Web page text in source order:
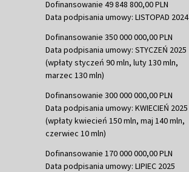
Dofinansowanie 49 848 800,00 PLN
Data podpisania umowy: LISTOPAD 2024
Dofinansowanie 350 000 000,00 PLN
Data podpisania umowy: STYCZEŃ 2025
(wpłaty styczeń 90 mln, luty 130 mln,
marzec 130 mln)
Dofinansowanie 300 000 000,00 PLN
Data podpisania umowy: KWIECIEŃ 2025
(wpłaty kwiecień 150 mln, maj 140 mln,
czerwiec 10 mln)
Dofinansowanie 170 000 000,00 PLN
Data podpisania umowy: LIPIEC 2025